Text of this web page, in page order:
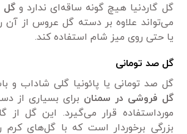
گل گاردنیا هیچ گونه ساقه‌ای ندارد وگل
می‌تواند علاوه بر دسته گل عروس از
یا حتی روی میز شام استفاده کند.
گل صد تومانی
گل صد تومانی یا پائونیا گلی شاداب و
گل فروشی در سمنان برای بسیاری از
مورداستفاده قرار می‌گیرد. این گل از
بزرگی برخوردار است که با گل‌های کرم